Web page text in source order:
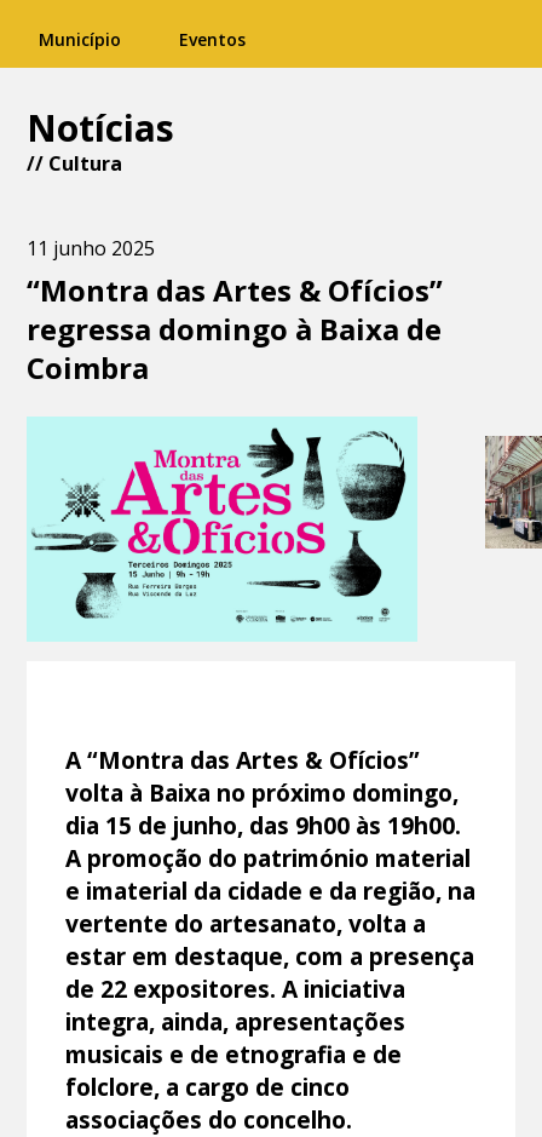
Município Eventos
Notícias
// Cultura
11 junho 2025
“Montra das Artes & Ofícios”
regressa domingo à Baixa de
Coimbra
A “Montra das Artes & Ofícios”
volta à Baixa no próximo domingo,
dia 15 de junho, das 9h00 às 19h00.
A promoção do património material
e imaterial da cidade e da região, na
vertente do artesanato, volta a
estar em destaque, com a presença
de 22 expositores. A iniciativa
integra, ainda, apresentações
musicais e de etnografia e de
folclore, a cargo de cinco
associações do concelho.